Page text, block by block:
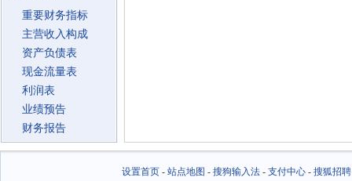
重要财务指标
主营收入构成
资产负债表
现金流量表
利润表
业绩预告
财务报告
设置首页- 站点地图 - 搜狗输入法- 支付中心- 搜狐招聘